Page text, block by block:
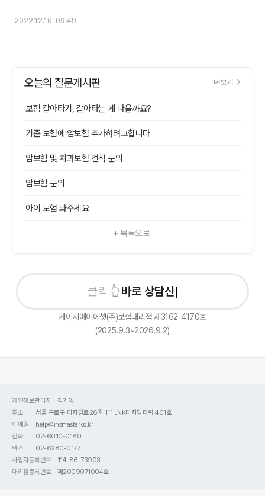
2022.12.16. 09:49
오늘의 질문게시판 더보기
보험 갈아타기, 갈아타는 게 나을까요?
기존 보험에 암보험 추가하려고합니다
암보험 및 치과보험 견적 문의
암보험 문의
아이 보험 봐주세요
+ 목록으로
바로 상담신청하
케이지에이에셋(주)보험대리점 제3162-4170호
(2025.9.3~2026.9.2)
개인정보관리자
김기영
주소
서울 구로구 디지털로26길 111 JNK디지털타워 401호
이메일
help@insmaster.co.kr
전화
02-6010-0180
팩스
02-6280-0177
사업자등록번호
114-86-73903
대리점등록번호
제2009071004호